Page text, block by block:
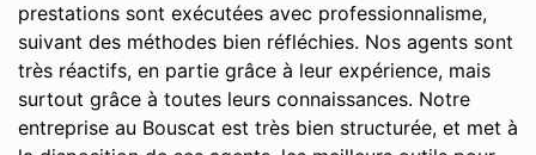
prestations sont exécutées avec professionnalisme,
suivant des méthodes bien réfléchies. Nos agents sont
très réactifs, en partie grâce à leur expérience, mais
surtout grâce à toutes leurs connaissances. Notre
entreprise au Bouscat est très bien structurée, et met à